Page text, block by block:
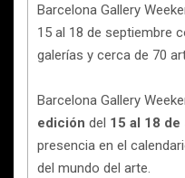
Barcelona Gallery
15 al 18 de septiembre
galerías y cerca de 70
Barcelona Gallery
edición del 15 al 18
presencia en el
del mundo del arte.